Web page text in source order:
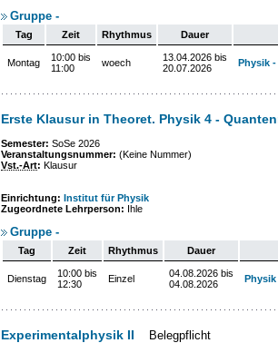
Gruppe -
Tag Zeit Rhythmus Dauer
Montag
10:00 bis
11:00
woech
13.04.2026 bis
20.07.2026
Physik
Erste Klausur in Theoret. Physik 4 -
Semester: SoSe 2026
Veranstaltungsnummer: (Keine Nummer)
Vst.-Art: Klausur
Einrichtung: Institut für Physik
Zugeordnete Lehrperson: Ihle
Gruppe -
Tag Zeit Rhythmus Dauer
Dienstag
10:00 bis
12:30
Einzel
04.08.2026 bis
04.08.2026
Physik
Experimentalphysik II Belegpflicht